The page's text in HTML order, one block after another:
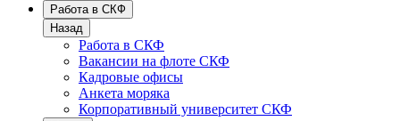
Работа в СКФ
Назад
Работа в СКФ
Вакансии на флоте СКФ
Кадровые офисы
Анкета моряка
Корпоративный университет СКФ